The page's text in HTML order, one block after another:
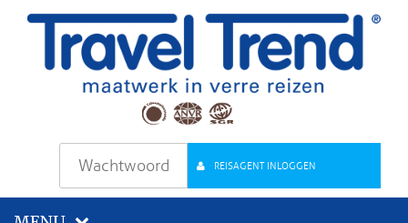
REISAGENT INLOGGEN